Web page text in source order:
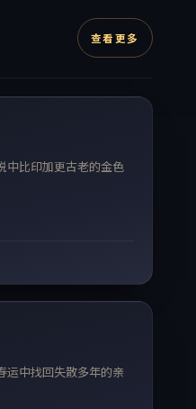
查看更多
中比印加更古老的金色
运中找回失散多年的亲